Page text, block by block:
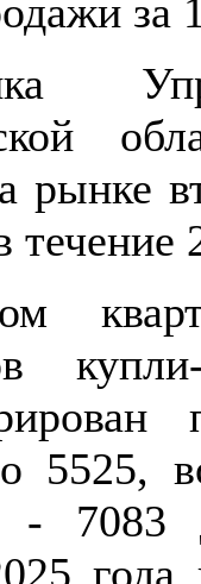
за
рынке
течение
5525,
- 7083